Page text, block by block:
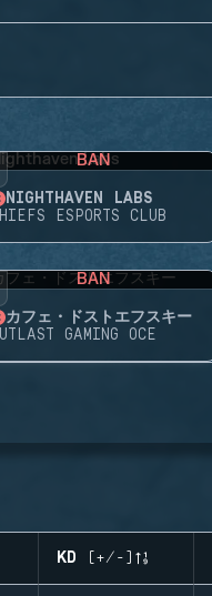
BAN
NIGHTHAVEN LABS
ESPORTS CLUB
BAN
カフェ・ドストエフスキー
GAMING OCE
KD (+/-)